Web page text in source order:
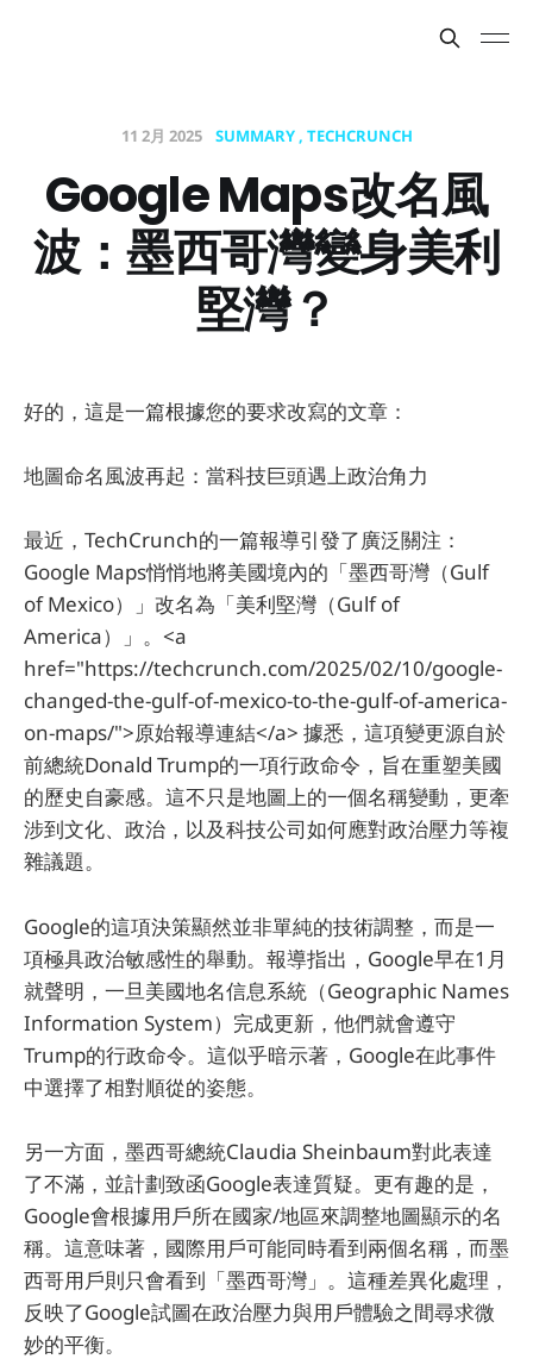
11 2月 2025 SUMMARY TECHCRUNCH
Google Maps改名風
波：墨西哥灣變身美利
堅灣？
好的，這是一篇根據您的要求改寫的文章：
地圖命名風波再起：當科技巨頭遇上政治角力
最近，TechCrunch的一篇報導引發了廣泛關注：
Google Maps悄悄地將美國境內的「墨西哥灣（Gulf
of Mexico）」改名為「美利堅灣（Gulf of
America）」。<a
href="https://techcrunch.com/2025/02/10/google-
changed-the-gulf-of-mexico-to-the-gulf-of-america-
on-maps/">原始報導連結</a> 據悉，這項變更源自於
前總統Donald Trump的一項行政命令，旨在重塑美國
的歷史自豪感。這不只是地圖上的一個名稱變動，更牽
涉到文化、政治，以及科技公司如何應對政治壓力等複
雜議題。
Google的這項決策顯然並非單純的技術調整，而是一
項極具政治敏感性的舉動。報導指出，Google早在1月
就聲明，一旦美國地名信息系統（Geographic Names
Information System）完成更新，他們就會遵守
Trump的行政命令。這似乎暗示著，Google在此事件
中選擇了相對順從的姿態。
另一方面，墨西哥總統Claudia Sheinbaum對此表達
了不滿，並計劃致函Google表達質疑。更有趣的是，
Google會根據用戶所在國家/地區來調整地圖顯示的名
稱。這意味著，國際用戶可能同時看到兩個名稱，而墨
西哥用戶則只會看到「墨西哥灣」。這種差異化處理，
反映了Google試圖在政治壓力與用戶體驗之間尋求微
妙的平衡。